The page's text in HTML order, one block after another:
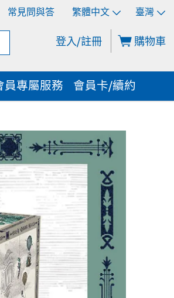
常見問與答 繁體中文 臺灣
登入/註冊 購物車
員專屬服務 會員卡/續約